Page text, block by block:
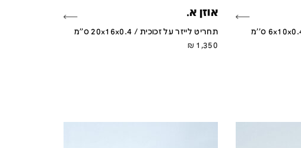
אוזן א.
תחריט לייזר על זכוכית / 20x16x0.4 ס''מ
1,350
₪